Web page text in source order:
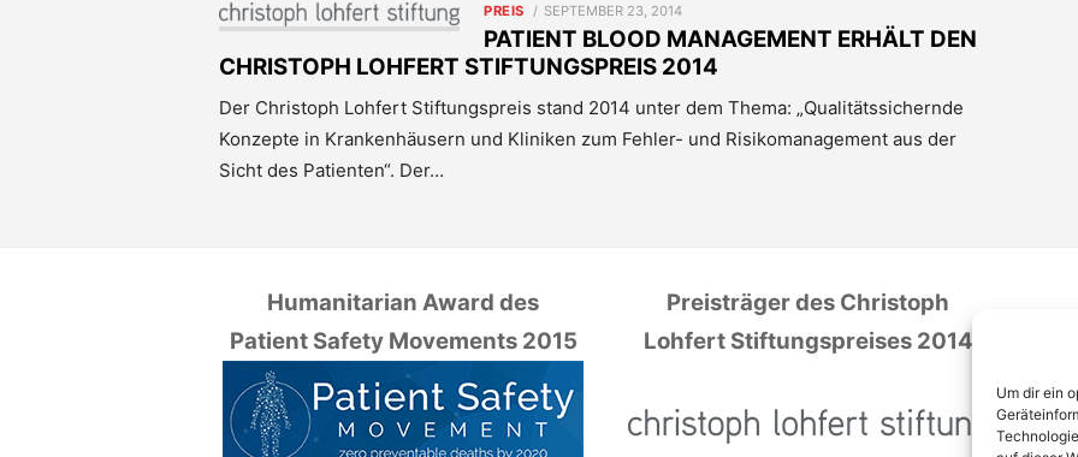
Um dir ein
PREIS
POSTED
ON
SEPTEMBER 23, 2014
PATIENT BLOOD MANAGEMENT ERHÄLT DEN
CHRISTOPH LOHFERT STIFTUNGSPREIS 2014
Der Christoph Lohfert Stiftungspreis stand 2014 unter dem Thema: „Qualitätssichernde
Konzepte in Krankenhäusern und Kliniken zum Fehler- und Risikomanagement aus der
Sicht des Patienten“. Der…
Humanitarian Award des
Patient Safety Movements 2015
Preisträger des Christoph
Lohfert Stiftungspreises 2014